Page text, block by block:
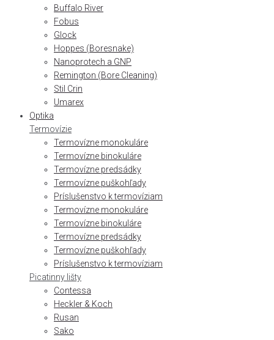
Buffalo River
Fobus
Glock
Hoppes (Boresnake)
Nanoprotech a GNP
Remington (Bore Cleaning)
Stil Crin
Umarex
Optika
Termovízie
Termovízne monokuláre
Termovízne binokuláre
Termovízne predsádky
Termovízne puškohľady
Príslušenstvo k termovíziam
Termovízne monokuláre
Termovízne binokuláre
Termovízne predsádky
Termovízne puškohľady
Príslušenstvo k termovíziam
Picatinny lišty
Contessa
Heckler & Koch
Rusan
Sako